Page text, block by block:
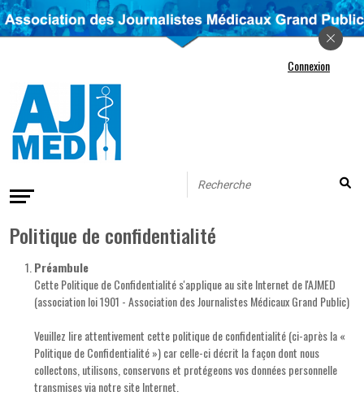
Connexion
Politique de confidentialité
Préambule
Cette Politique de Confidentialité s'applique au site Internet de l'AJMED
(association loi 1901 - Association des Journalistes Médicaux Grand Public)
Veuillez lire attentivement cette politique de confidentialité (ci-après la «
Politique de Confidentialité ») car celle-ci décrit la façon dont nous
collectons, utilisons, conservons et protégeons vos données personnelle
transmises via notre site Internet.